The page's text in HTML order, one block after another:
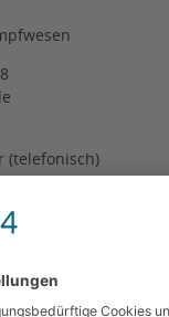
(telefonisch)